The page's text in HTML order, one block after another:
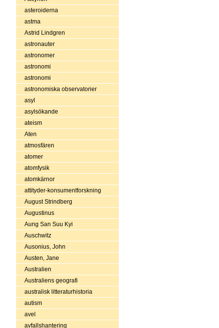
asteroiderna
astma
Astrid Lindgren
astronauter
astronomer
astronomi
astronomi
astronomiska observatorier
asyl
asylsökande
ateism
Aten
atmosfären
atomer
atomfysik
atomkärnor
attityder-konsumentforskning
August Strindberg
Augustinus
Aung San Suu Kyi
Auschwitz
Ausonius, John
Austen, Jane
Australien
Australiens geografi
australisk litteraturhistoria
autism
avel
avfallshantering